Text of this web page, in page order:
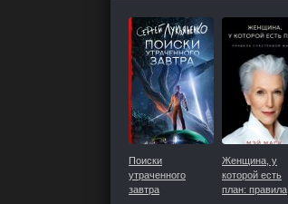
Поиски
утраченного
завтра
Женщина, у
которой есть
план: правила